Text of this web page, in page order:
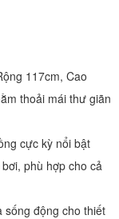
117cm, Cao
thoải mái thư giãn
cực kỳ nổi bật
phù hợp cho cả
sống động cho thiết